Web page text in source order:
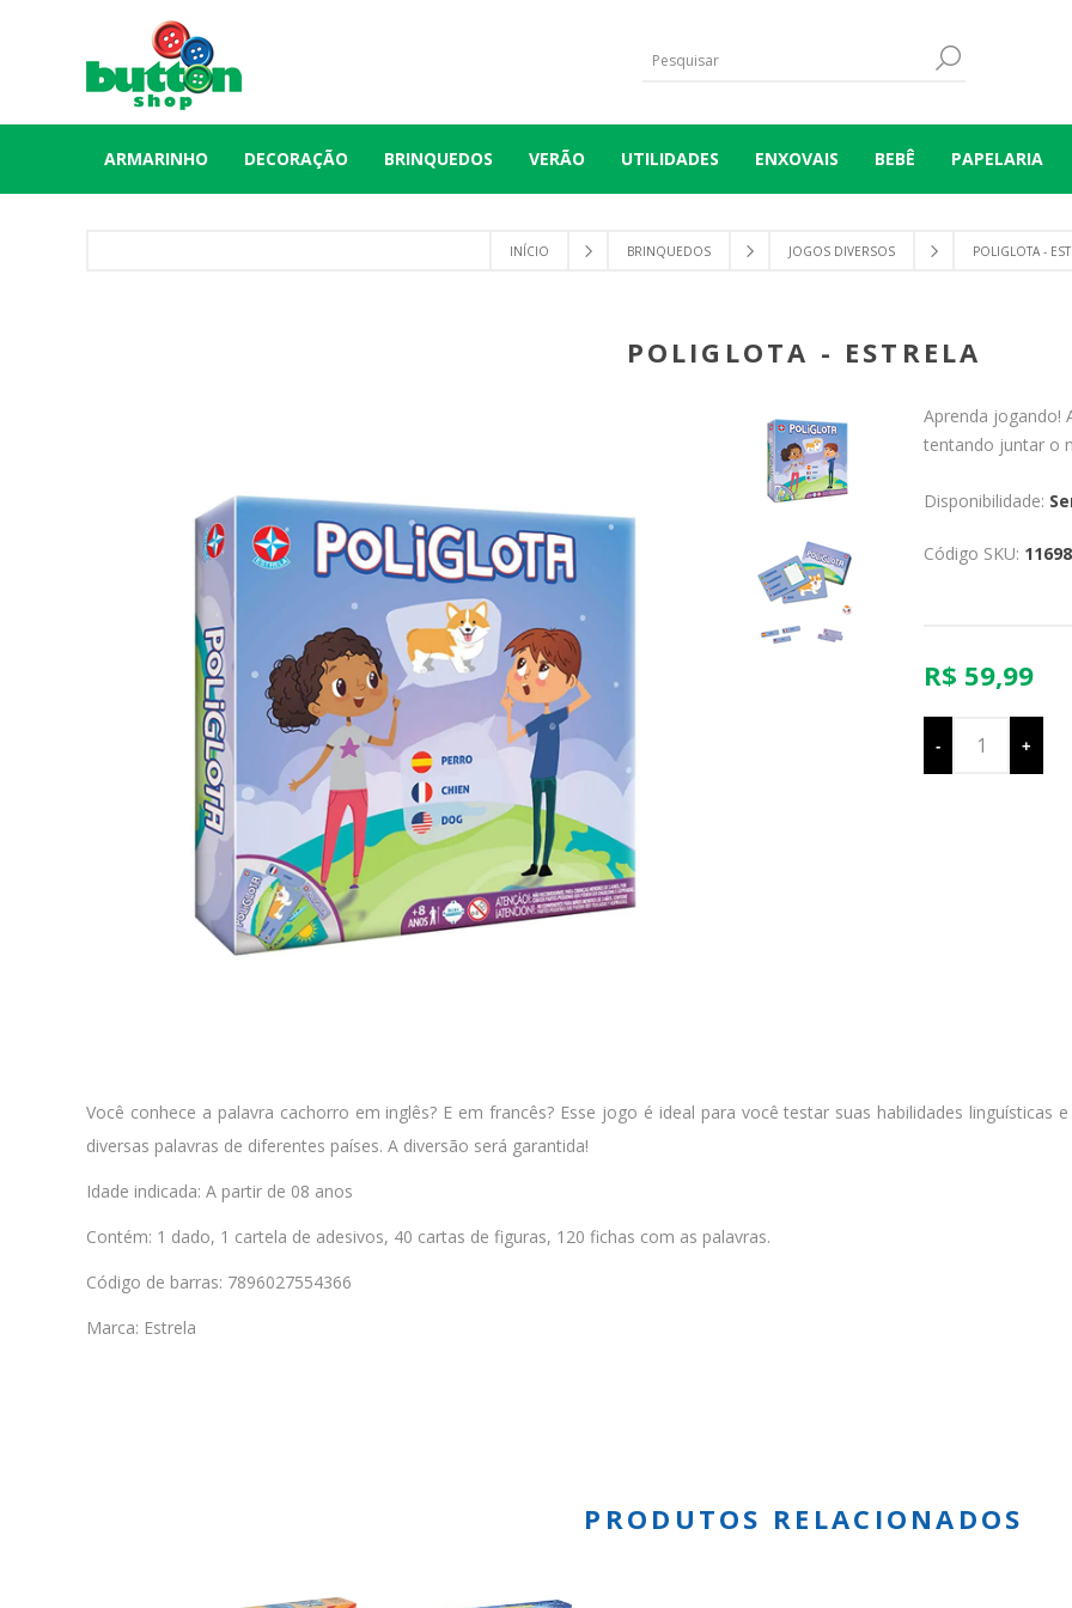
ARMARINHO DECORAÇÃO BRINQUEDOS VERÃO UTILIDADES ENXOVAIS BEBÊ PAPELARIA
INÍCIO BRINQUEDOS JOGOS DIVERSOS POLIGLOTA -
POLIGLOTA - ESTRELA
Aprenda jogando!
tentando juntar o
Disponibilidade:
Código SKU:
R$ 59,99
- +
Você conhece a palavra cachorro em inglês? E em francês? Esse jogo é ideal para você testar suas habilidades
diversas palavras de diferentes países. A diversão será garantida!
Idade indicada: A partir de 08 anos
Contém: 1 dado, 1 cartela de adesivos, 40 cartas de figuras, 120 fichas com as palavras.
Código de barras: 7896027554366
Marca: Estrela
PRODUTOS RELACIONADOS